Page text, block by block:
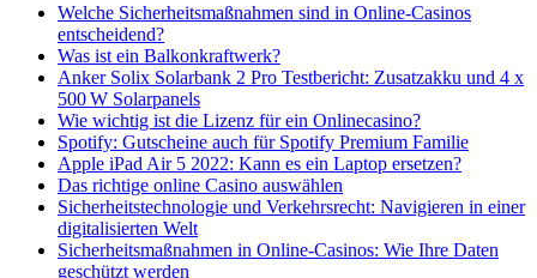
Welche Sicherheitsmaßnahmen sind in Online-Casinos
entscheidend?
Was ist ein Balkonkraftwerk?
Anker Solix Solarbank 2 Pro Testbericht: Zusatzakku und 4 x
500 W Solarpanels
Wie wichtig ist die Lizenz für ein Onlinecasino?
Spotify: Gutscheine auch für Spotify Premium Familie
Apple iPad Air 5 2022: Kann es ein Laptop ersetzen?
Das richtige online Casino auswählen
Sicherheitstechnologie und Verkehrsrecht: Navigieren in einer
digitalisierten Welt
Sicherheitsmaßnahmen in Online-Casinos: Wie Ihre Daten
geschützt werden